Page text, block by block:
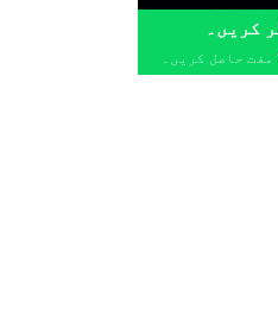
کریں۔